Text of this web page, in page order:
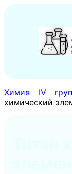
содержимому
Химия IV
химический